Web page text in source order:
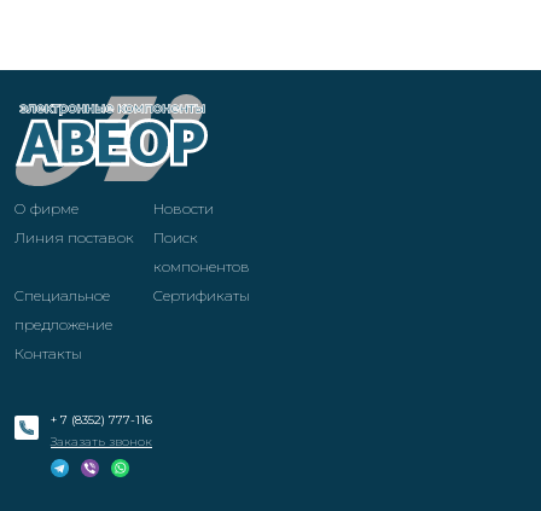
О фирме
Новости
Линия поставок
Поиск
компонентов
Специальное
предложение
Cертификаты
Контакты
+ 7 (8352) 777-116
Заказать звонок